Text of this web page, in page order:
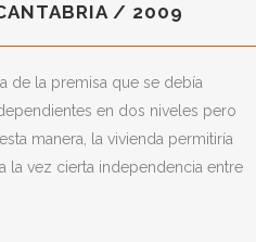
/ 2009
de la premisa que se debía
en dos niveles pero
manera, la vivienda permitiría
la vez cierta independencia entre